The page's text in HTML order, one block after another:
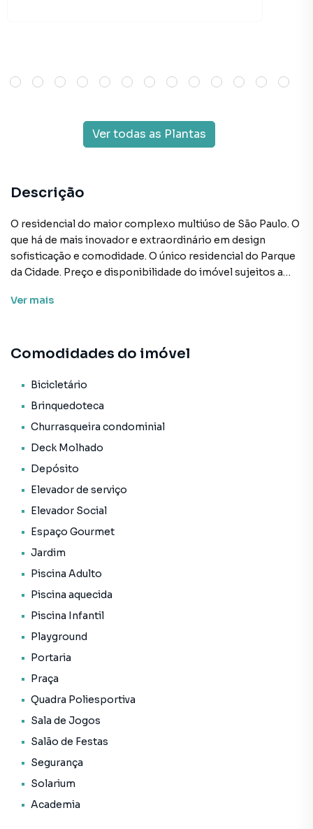
Ver todas as Plantas
Descrição
O residencial do maior complexo multiúso de São Paulo. O
que há de mais inovador e extraordinário em design
sofisticação e comodidade. O único residencial do Parque
da Cidade. Preço e disponibilidade do imóvel sujeitos a
• Academia externa
• Brinquedoteca
• Churrasqueira condominial
• Depósito
• Elevador de serviço
• Elevador social
• Gerador
• Jardim
• Piscina adulto
• Piscina aquecida
• Playground
• Portaria
• Porte cochère
• Quadra poliesportiva
• Sala de jogos
• Salão de festas
• Solarium
• Status: Pronto novo
• Finalidade: Residencial
Empreendimento para Venda em região valorizada do
Ver mais
Comodidades do imóvel
Bicicletário
Brinquedoteca
Churrasqueira condominial
Deck Molhado
Depósito
Elevador de serviço
Elevador Social
Espaço Gourmet
Jardim
Piscina Adulto
Piscina aquecida
Piscina Infantil
Playground
Portaria
Praça
Quadra Poliesportiva
Sala de Jogos
Salão de Festas
Segurança
Solarium
Academia